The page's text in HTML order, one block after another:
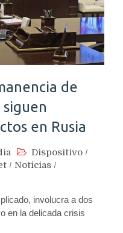
de
en Rusia
Dispositivo /
/ Noticias /
involucra a dos
en la delicada crisis